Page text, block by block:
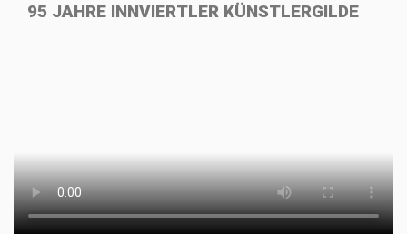
95 JAHRE INNVIERTLER KÜNSTLERGILDE